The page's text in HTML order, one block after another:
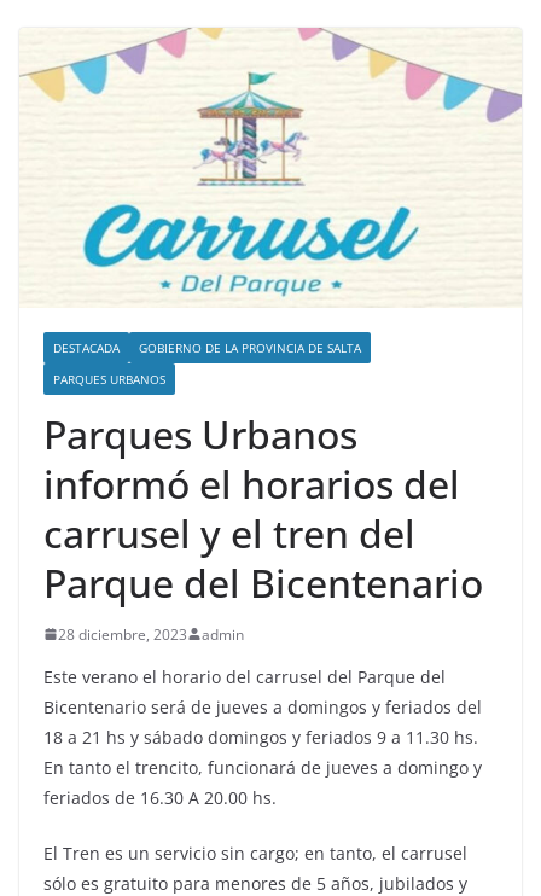
DESTACADA
GOBIERNO DE LA PROVINCIA DE SALTA
PARQUES URBANOS
Parques Urbanos
informó el horarios del
carrusel y el tren del
Parque del Bicentenario
28 diciembre, 2023 admin
Este verano el horario del carrusel del Parque del
Bicentenario será de jueves a domingos y feriados del
18 a 21 hs y sábado domingos y feriados 9 a 11.30 hs.
En tanto el trencito, funcionará de jueves a domingo y
feriados de 16.30 A 20.00 hs.
El Tren es un servicio sin cargo; en tanto, el carrusel
sólo es gratuito para menores de 5 años, jubilados y